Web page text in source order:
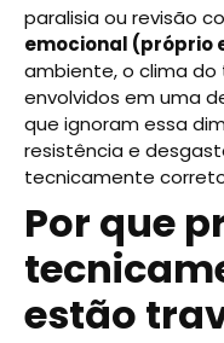
paralisia ou revisão
emocional (próprio
ambiente, o clima
envolvidos em uma
que ignoram essa
resistência e
tecnicamente
Por que
estão